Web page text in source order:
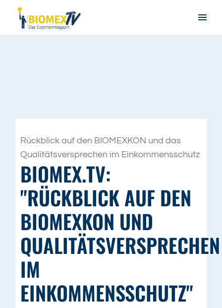
Rückblick auf den BIOMEXKON und das
Qualitätsversprechen im Einkommensschutz
BIOMEX.TV:
"RÜCKBLICK AUF DEN
BIOMEXKON UND
QUALITÄTSVERSPRECHEN
IM
EINKOMMENSSCHUTZ"